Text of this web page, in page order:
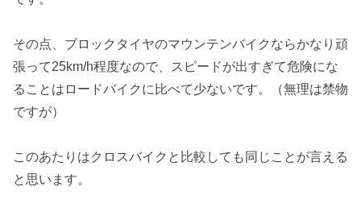
その点、ブロックタイヤのマウンテンバイクならかなり頑
張って25km/h程度なので、スピードが出すぎて危険にな
ることはロードバイクに比べて少ないです。（無理は禁物
ですが）
このあたりはクロスバイクと比較しても同じことが言える
と思います。